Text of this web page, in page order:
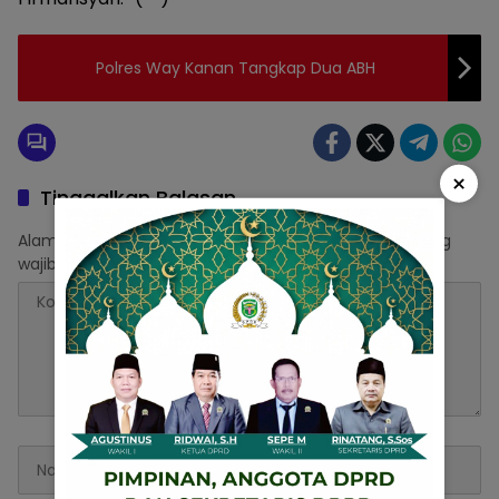
Polres Way Kanan Tangkap Dua ABH
Tinggalkan Balasan
Alamat email Anda tidak akan dipublikasikan. Ruas yang
wajib ditandai*
×